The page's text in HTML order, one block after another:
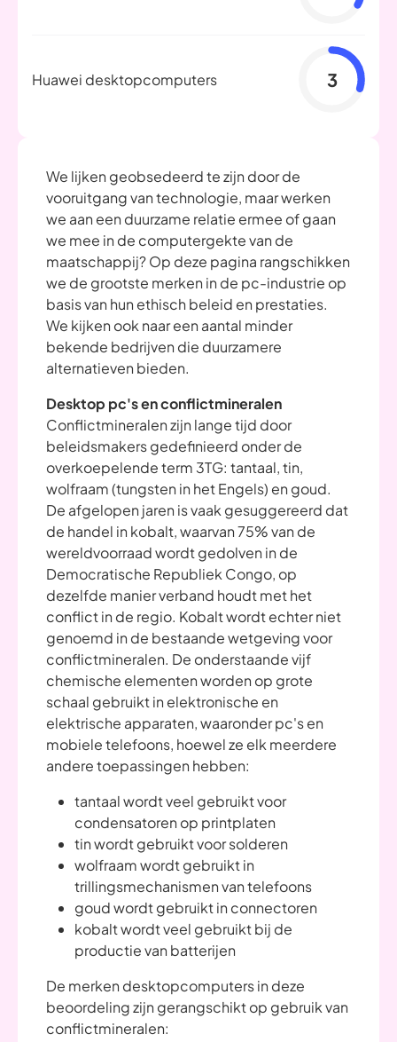
Huawei desktopcomputers 3
We lijken geobsedeerd te zijn door de
vooruitgang van technologie, maar werken
we aan een duurzame relatie ermee of gaan
we mee in de computergekte van de
maatschappij? Op deze pagina rangschikken
we de grootste merken in de pc-industrie op
basis van hun ethisch beleid en prestaties.
We kijken ook naar een aantal minder
bekende bedrijven die duurzamere
alternatieven bieden.
Desktop pc's en conflictmineralen
Conflictmineralen zijn lange tijd door
beleidsmakers gedefinieerd onder de
overkoepelende term 3TG: tantaal, tin,
wolfraam (tungsten in het Engels) en goud.
De afgelopen jaren is vaak gesuggereerd dat
de handel in kobalt, waarvan 75% van de
wereldvoorraad wordt gedolven in de
Democratische Republiek Congo, op
dezelfde manier verband houdt met het
conflict in de regio. Kobalt wordt echter niet
genoemd in de bestaande wetgeving voor
conflictmineralen. De onderstaande vijf
chemische elementen worden op grote
schaal gebruikt in elektronische en
elektrische apparaten, waaronder pc's en
mobiele telefoons, hoewel ze elk meerdere
andere toepassingen hebben:
tantaal wordt veel gebruikt voor
condensatoren op printplaten
tin wordt gebruikt voor solderen
wolfraam wordt gebruikt in
trillingsmechanismen van telefoons
goud wordt gebruikt in connectoren
kobalt wordt veel gebruikt bij de
productie van batterijen
De merken desktopcomputers in deze
beoordeling zijn gerangschikt op gebruik van
conflictmineralen: